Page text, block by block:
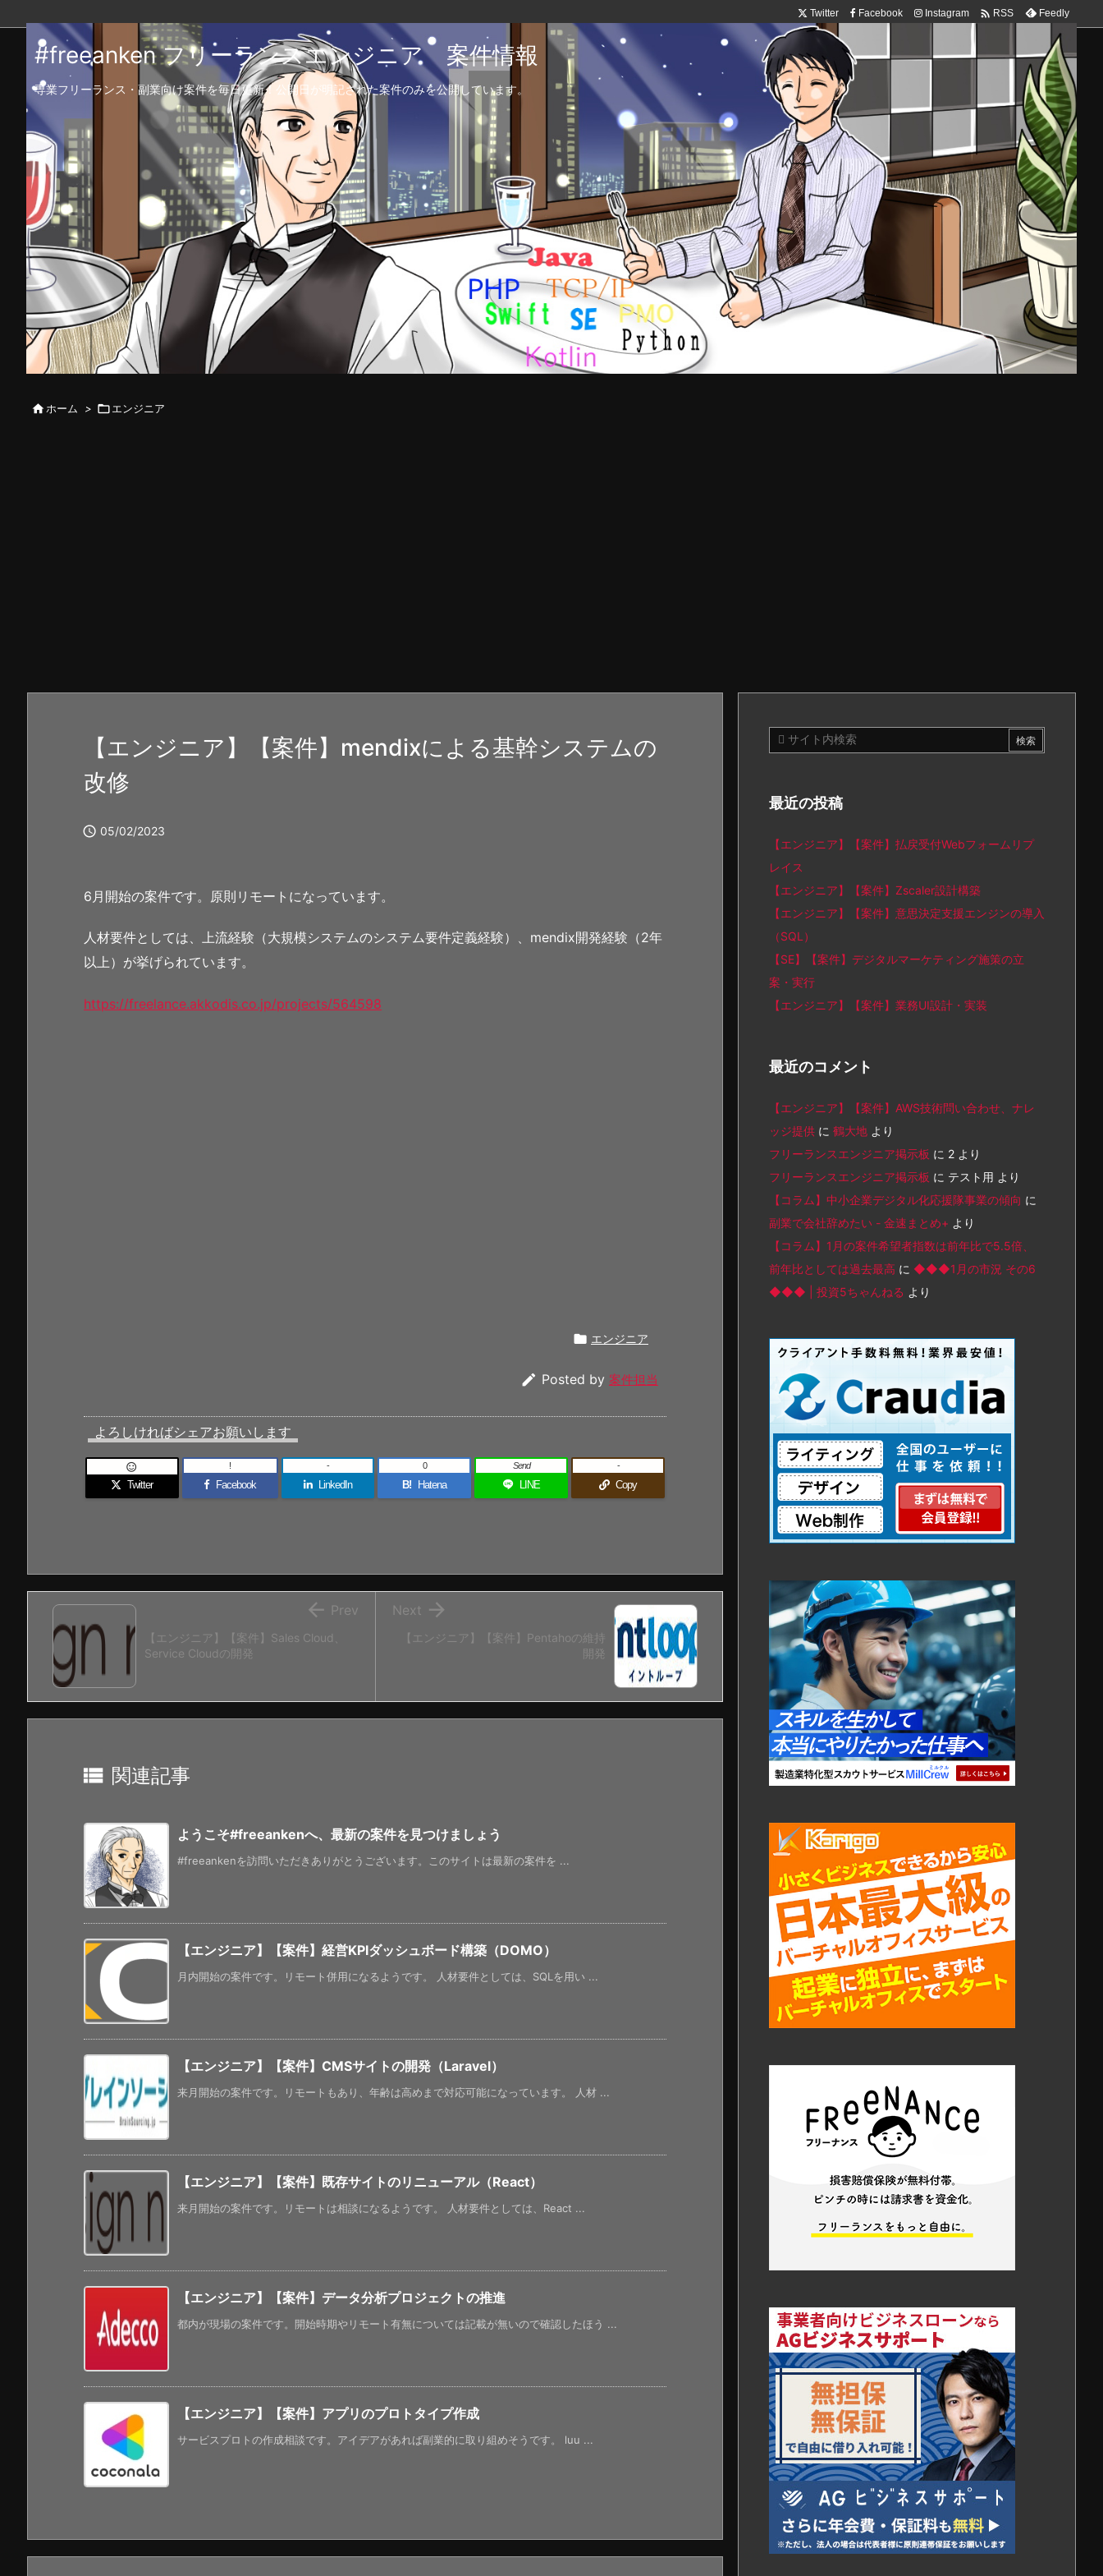
Twitter Facebook Instagram  RSS Feedly
#freeanken フリーランスエンジニア 案件情報
専業フリーランス・副業向け案件を毎日更新！公開日が明記された案件のみを公開しています。
 ホーム > エンジニア
【エンジニア】【案件】mendixによる基幹システムの
改修
 05/02/2023
6月開始の案件です。原則リモートになっています。
人材要件としては、上流経験（大規模システムのシステム要件定義経験）、mendix開発経験（2年
以上）が挙げられています。
https://freelance.akkodis.co.jp/projects/564598
 エンジニア
 Posted by 案件担当
よろしければシェアお願いします
Twitter

Facebook
!
LinkedIn
-
B! Hatena
0
LINE
Send
Copy
-
【エンジニア】【案件】Pentahoの維持
開発

Next
【エンジニア】【案件】Sales Cloud、
Service Cloudの開発
 Prev
 関連記事
ようこそ#freeankenへ、最新の案件を見つけましょう
#freeankenを訪問いただきありがとうございます。このサイトは最新の案件を ...
【エンジニア】【案件】経営KPIダッシュボード構築（DOMO）
月内開始の案件です。リモート併用になるようです。 人材要件としては、SQLを用い ...
【エンジニア】【案件】CMSサイトの開発（Laravel）
来月開始の案件です。リモートもあり、年齢は高めまで対応可能になっています。 人材 ...
【エンジニア】【案件】既存サイトのリニューアル（React）
来月開始の案件です。リモートは相談になるようです。 人材要件としては、React ...
【エンジニア】【案件】データ分析プロジェクトの推進
都内が現場の案件です。開始時期やリモート有無については記載が無いので確認したほう ...
【エンジニア】【案件】アプリのプロトタイプ作成
サービスプロトの作成相談です。アイデアがあれば副業的に取り組めそうです。 luu ...
最近の投稿
【エンジニア】【案件】払戻受付Webフォームリプ
レイス
【エンジニア】【案件】Zscaler設計構築
【エンジニア】【案件】意思決定支援エンジンの導入
（SQL）
【SE】【案件】デジタルマーケティング施策の立
案・実行
【エンジニア】【案件】業務UI設計・実装
最近のコメント
【エンジニア】【案件】AWS技術問い合わせ、ナレ
ッジ提供 に 鶴大地 より
フリーランスエンジニア掲示板 に 2 より
フリーランスエンジニア掲示板 に テスト用 より
【コラム】中小企業デジタル化応援隊事業の傾向 に
副業で会社辞めたい - 金速まとめ+ より
【コラム】1月の案件希望者指数は前年比で5.5倍、
前年比としては過去最高 に ◆◆◆1月の市況 その6
◆◆◆ | 投資5ちゃんねる より